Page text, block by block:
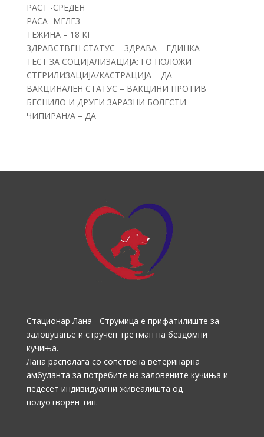
РАСТ -СРЕДЕН
РАСА- МЕЛЕЗ
ТЕЖИНА – 18 КГ
ЗДРАВСТВЕН СТАТУС – ЗДРАВА – ЕДИНКА
ТЕСТ ЗА СОЦИЈАЛИЗАЦИЈА: ГО ПОЛОЖИ
СТЕРИЛИЗАЦИЈА/КАСТРАЦИЈА – ДА
ВАКЦИНАЛЕН СТАТУС – ВАКЦИНИ ПРОТИВ
БЕСНИЛО И ДРУГИ ЗАРАЗНИ БОЛЕСТИ
ЧИПИРАН/А – ДА
Стационар Лана - Струмица е прифатилиште за
заловување и стручен третман на бездомни
кучиња.
Лана располага со сопствена ветеринарна
амбуланта за потребите на заловените кучиња и
педесет индивидуални живеалишта од
полуотворен тип.